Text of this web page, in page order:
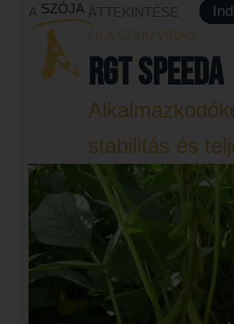
A SZÓJA ÁTTEKINTÉSE
LILA SZÍNŰ VIRÁG
RGT SPEEDA
stabilitás és